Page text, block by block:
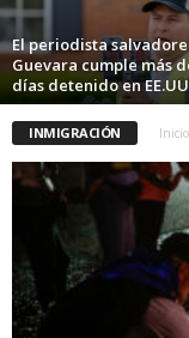
El periodista
Guevara cumple más
días detenido en
INMIGRACIÓN Inicio